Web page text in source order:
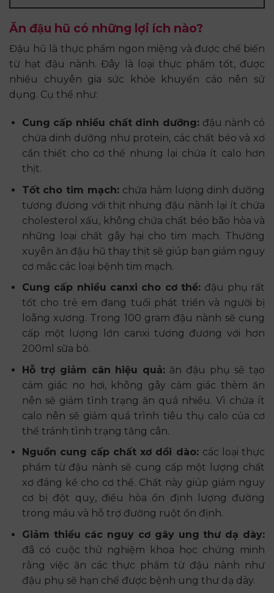
Ăn đậu hũ có những lợi ích nào?
Đậu hũ là thực phẩm ngon miệng và được chế biến
từ hạt đậu nành. Đây là loại thực phẩm tốt, được
nhiều chuyên gia sức khỏe khuyến cáo nên sử
dụng. Cụ thể như:
Cung cấp nhiều chất dinh dưỡng: đậu nành có
chứa dinh dưỡng như protein, các chất béo và xơ
cần thiết cho cơ thể nhưng lại chứa ít calo hơn
thịt.
Tốt cho tim mạch: chứa hàm lượng dinh dưỡng
tương đương với thịt nhưng đậu nành lại ít chứa
cholesterol xấu, không chứa chất béo bão hòa và
những loại chất gây hại cho tim mạch. Thường
xuyên ăn đậu hũ thay thịt sẽ giúp bạn giảm nguy
cơ mắc các loại bệnh tim mạch.
Cung cấp nhiều canxi cho cơ thể: đậu phụ rất
tốt cho trẻ em đang tuổi phát triển và người bị
loãng xương. Trong 100 gram đậu nành sẽ cung
cấp một lượng lớn canxi tương đương với hơn
200ml sữa bò.
Hỗ trợ giảm cân hiệu quả: ăn đậu phụ sẽ tạo
cảm giác no hơi, không gây cảm giác thèm ăn
nên sẽ giảm tình trạng ăn quá nhiều. Vì chứa ít
calo nên sẽ giảm quá trình tiêu thụ calo của cơ
thể tránh tình trạng tăng cân.
Nguồn cung cấp chất xơ dồi dào: các loại thực
phẩm từ đậu nành sẽ cung cấp một lượng chất
xơ đáng kể cho cơ thể. Chất này giúp giảm nguy
cơ bị đột quỵ, điều hòa ổn định lượng đường
trong máu và hỗ trợ đường ruột ổn định.
Giảm thiểu các nguy cơ gây ung thư dạ dày:
đã có cuộc thử nghiệm khoa học chứng minh
rằng việc ăn các thực phẩm từ đậu nành như
đậu phụ sẽ hạn chế được bệnh ung thư dạ dày.